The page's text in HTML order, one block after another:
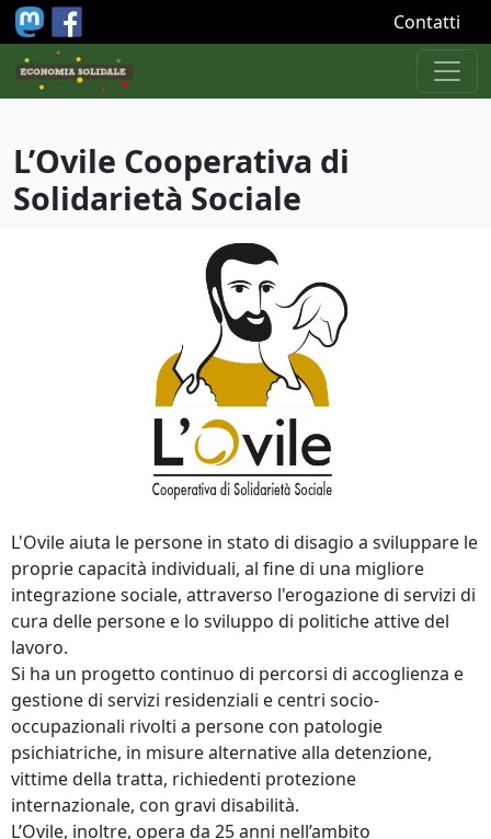
Salta al contenuto principale Contatti
L’Ovile Cooperativa di
Solidarietà Sociale
L'Ovile aiuta le persone in stato di disagio a sviluppare le
proprie capacità individuali, al fine di una migliore
integrazione sociale, attraverso l'erogazione di servizi di
cura delle persone e lo sviluppo di politiche attive del
lavoro.
Si ha un progetto continuo di percorsi di accoglienza e
gestione di servizi residenziali e centri socio-
occupazionali rivolti a persone con patologie
psichiatriche, in misure alternative alla detenzione,
vittime della tratta, richiedenti protezione
internazionale, con gravi disabilità.
L’Ovile, inoltre, opera da 25 anni nell’ambito